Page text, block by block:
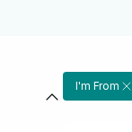
I'm From